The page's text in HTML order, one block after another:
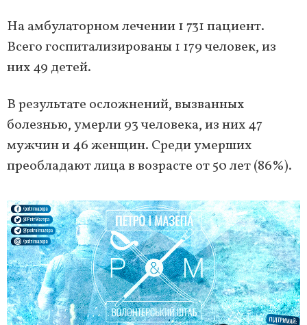
На амбулаторном лечении 1 731 пациент.
Всего госпитализированы 1 179 человек, из
них 49 детей.
В результате осложнений, вызванных
болезнью, умерли 93 человека, из них 47
мужчин и 46 женщин. Среди умерших
преобладают лица в возрасте от 50 лет (86%).